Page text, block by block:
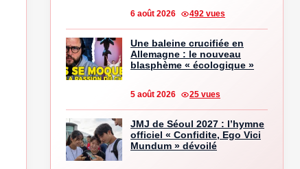
6 août 2026 492 vues
Une baleine crucifiée en
Allemagne : le nouveau
blasphème « écologique »
5 août 2026 25 vues
JMJ de Séoul 2027 : l’hymne
officiel « Confidite, Ego Vici
Mundum » dévoilé